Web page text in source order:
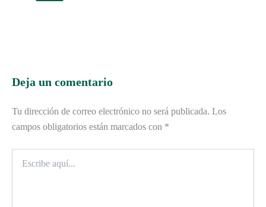
Deja un comentario
Tu dirección de correo electrónico no será publicada. Los
campos obligatorios están marcados con *
aquí...